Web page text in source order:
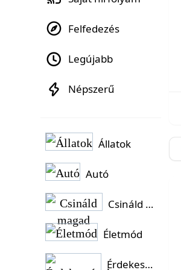
Felfedezés
Legújabb
Népszerű
Állatok
Autó
Csináld magad
Életmód
Érdekességek